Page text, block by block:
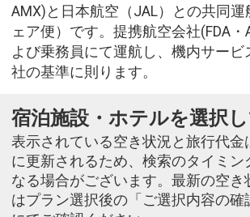
AMX)と日本航空（JAL）との共同
ェア便）です。提携航空会社(FDA
よび乗務員にて運航し、機内サービ
社の基準に則ります。
宿泊施設・ホテルを選択
表示されている空き状況と旅行代金
に更新されるため、検索のタイミン
なる場合がございます。最新の空き
はプラン選択後の「ご選択内容の確